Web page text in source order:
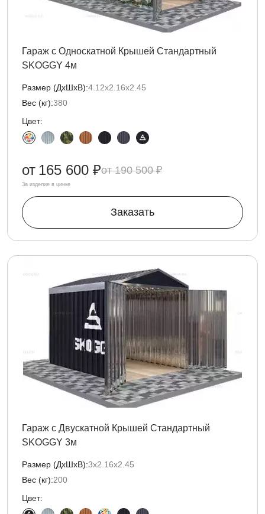
Гараж с Односкатной Крышей Стандартный
SKOGGY 4м
Размер (ДxШxВ):4.12х2.16х2.45
Вес (кг):380
Цвет:
190 500 ₽
от 165 600 ₽
За изделие в цинке
Заказать
Гараж с Двускатной Крышей Стандартный
SKOGGY 3м
Размер (ДxШxВ):3х2.16х2.45
Вес (кг):200
Цвет: